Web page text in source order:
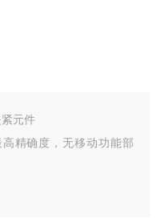
紧元件
精确度，无移动功能部